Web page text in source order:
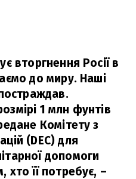
вторгнення Росії в
до миру. Наші
1 млн фунтів
Комітету з
(DEC) для
допомоги
хто її потребує, –